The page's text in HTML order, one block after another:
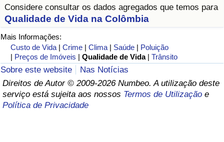
Considere consultar os dados agregados que temos para
Qualidade de Vida na Colômbia
Mais Informações:
Custo de Vida |Crime |Clima | Saúde | Poluição
| Preços de Imóveis |Qualidade de Vida |Trânsito
Sobre este website
Nas Notícias
Direitos de Autor © 2009-2026 Numbeo. A utilização deste
serviço está sujeita aos nossos Termos de Utilização e
Política de Privacidade
Indicador de Custo de Vida
Indicador de Custo de Vida Por País
em Aqaba
Indicador de Preços de Imóveis
Indicador de Preços de Imóveis por País
Indicador de Qualidade de Vida (Atual)
Índice de qualidade de vida por país
Crime
Taxa do Indicador de Crime (Atual)